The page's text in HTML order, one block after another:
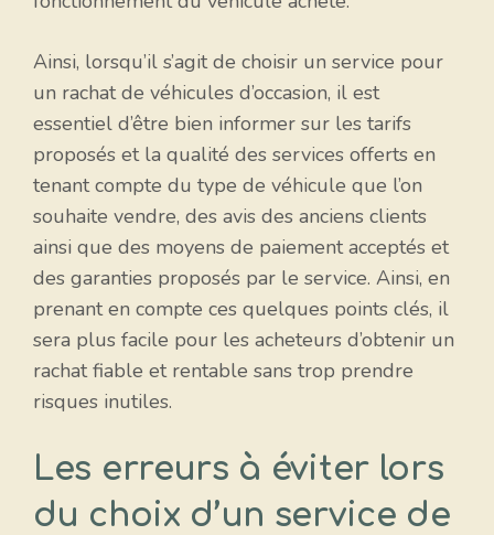
Ainsi, lorsqu’il s’agit de choisir un service pour
un rachat de véhicules d’occasion, il est
essentiel d’être bien informer sur les tarifs
proposés et la qualité des services offerts en
tenant compte du type de véhicule que l’on
souhaite vendre, des avis des anciens clients
ainsi que des moyens de paiement acceptés et
des garanties proposés par le service. Ainsi, en
prenant en compte ces quelques points clés, il
sera plus facile pour les acheteurs d’obtenir un
rachat fiable et rentable sans trop prendre
risques inutiles.
Les erreurs à éviter lors
du choix d’un service de